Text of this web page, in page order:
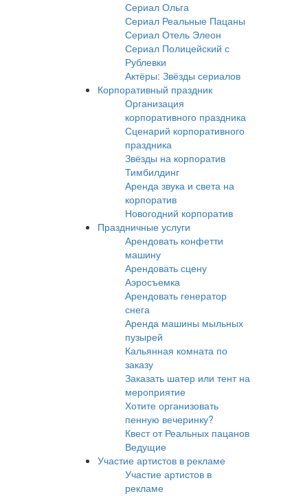
Сериал Ольга
Сериал Реальные Пацаны
Сериал Отель Элеон
Сериал Полицейский с
Рублевки
Актёры: Звёзды сериалов
Корпоративный праздник
Организация
корпоративного праздника
Сценарий корпоративного
праздника
Звёзды на корпоратив
Тимбилдинг
Аренда звука и света на
корпоратив
Новогодний корпоратив
Праздничные услуги
Арендовать конфетти
машину
Арендовать сцену
Аэросъемка
Арендовать генератор
снега
Аренда машины мыльных
пузырей
Кальянная комната по
заказу
Заказать шатер или тент на
мероприятие
Хотите организовать
пенную вечеринку?
Квест от Реальных пацанов
Ведущие
Участие артистов в рекламе
Участие артистов в
рекламе